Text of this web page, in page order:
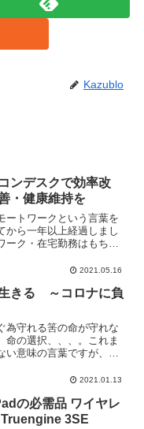
Kazublo
ンデスクで効率改
・健康維持を
ートワークという言葉を
から一年以上経過しまし
ーク・在宅勤務はもちろ
できる昇降デスクで効率
2021.05.16
きる ～コロナに負
為守れる筈の命が守れな
命の選択、、、。これま
い意味の言葉ですが、現
自宅待機が東京都内で急
うち２人は...
2021.01.13
の必需品 ワイヤレ
3SE